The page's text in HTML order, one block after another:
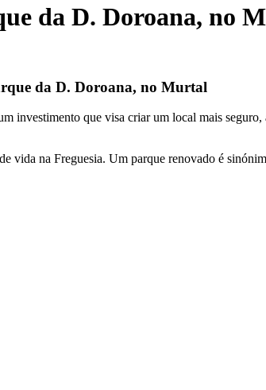
da D. Doroana, no
da D. Doroana, no Murtal
investimento que visa criar um local mais seguro,
vida na Freguesia. Um parque renovado é